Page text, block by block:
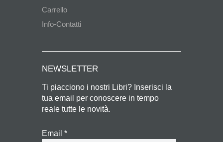
Carrello
Info-Contatti
NEWSLETTER
Ti piacciono i nostri Libri? Inserisci la
tua email per conoscere in tempo
reale tutte le novità.
Email *